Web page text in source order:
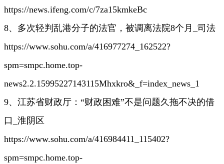
https://news.ifeng.com/c/7za15kmkeBc
8、多次轻判乱港分子的法官，被调离法院8个月_司法
https://www.sohu.com/a/416977274_162522?
spm=smpc.home.top-
news2.2.15995227143115Mhxkro&_f=index_news_1
9、江苏省财政厅：“财政困难”不是问题久拖不决的借
口_淮阴区
https://www.sohu.com/a/416984411_115402?
spm=smpc.home.top-